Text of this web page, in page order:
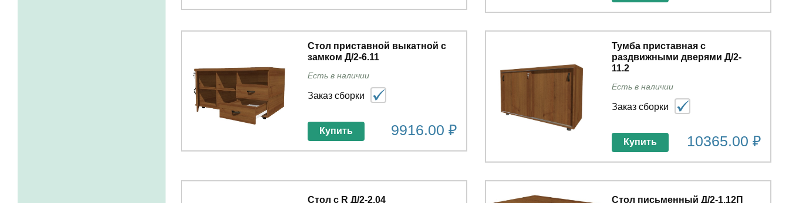
Стол приставной выкатной с
замком Д/2-6.11
Есть в наличии
Заказ сборки
9916.00 ₽
Купить
Тумба приставная с
раздвижными дверями Д/2-
11.2
Есть в наличии
Заказ сборки
10365.00 ₽
Купить
Стол с R Д/2-2.04 Стол письменный Д/2-1.12П